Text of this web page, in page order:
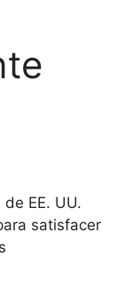
EE. UU.
satisfacer